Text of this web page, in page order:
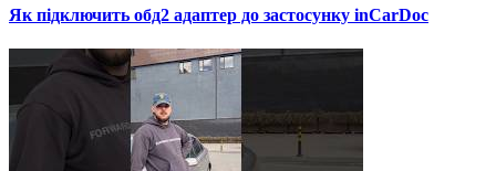
Як підключить обд2 адаптер до застосунку inCarDoc